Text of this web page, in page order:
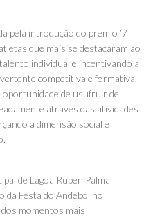
pela introdução do prémio ‘7
que mais se destacaram ao
individual e incentivando a
competitiva e formativa,
de usufruir de
através das atividades
a dimensão social e
de Lagoa Ruben Palma
da Festa do Andebol no
dos momentos mais